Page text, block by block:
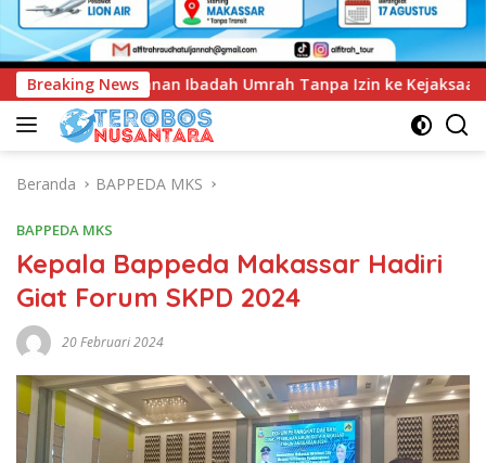
Breaking News
Tanpa Izin ke Kejaksaan UNIMEN Tambah
Beranda BAPPEDA MKS
BAPPEDA MKS
Kepala Bappeda Makassar Hadiri
Giat Forum SKPD 2024
20 Februari 2024